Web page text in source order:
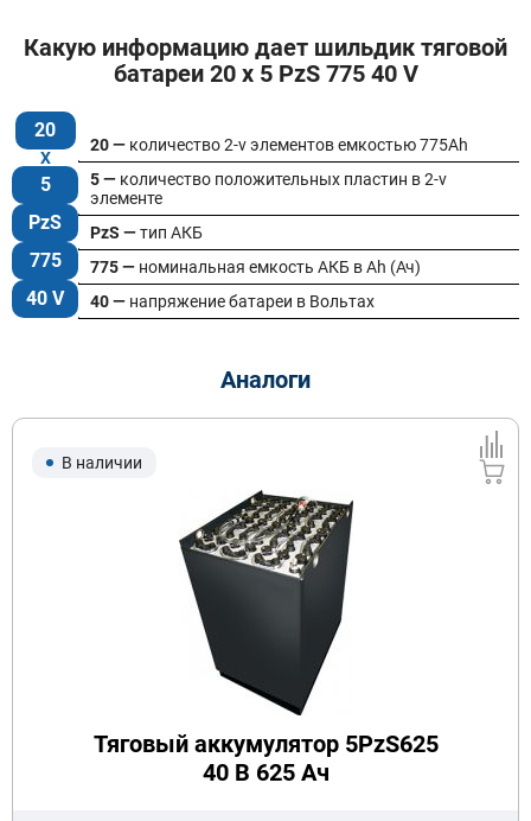
Какую информацию дает шильдик тяговой
батареи 20 x 5 PzS 775 40 V
20
5
PzS
775
40 V
20 — количество 2-v элементов емкостью 775Ah
40 — напряжение батареи в Вольтах
5 — количество положительных пластин в 2-v
элементе
775 — номинальная емкость АКБ в Ah (Ач)
PzS —тип АКБ
Аналоги
В наличии
Тяговый аккумулятор 5PzS625
40 В 625 Ач